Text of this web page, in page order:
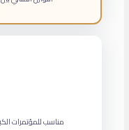
مناسب للمؤتمرات